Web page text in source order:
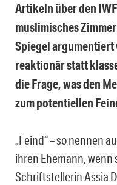
Artikeln über den
muslimisches
Spiegel
reaktionär statt
die Frage, was den
zum potentiellen
„Feind“ – so nennen
ihren Ehemann, wenn
Schriftstellerin Assia